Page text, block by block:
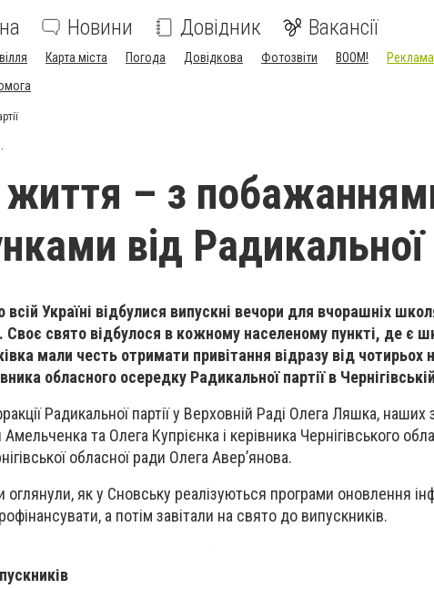
Новини Довідник Вакансії
Карта міста Погода Довідкова Фотозвіти BOOM! Реклама
– з
від Радикальної
всій Україні відбулися випускні вечори для вчорашніх
Своє свято відбулося в кожному населеному пункті, де є
мали честь отримати привітання відразу від чотирьох
обласного осередку Радикальної партії в
Радикальної партії у Верховній Раді Олега Ляшка, наших
та Олега Купрієнка і керівника Чернігівського
обласної ради Олега Авер’янова.
оглянули, як у Сновську реалізуються програми оновлення
а потім завітали на свято до випускників.